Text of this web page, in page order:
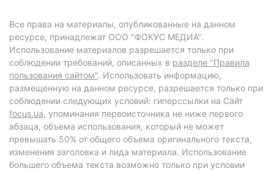
Все права на материалы, опубликованные на данном
ресурсе, принадлежат ООО "ФОКУС МЕДИА".
Использование материалов разрешается только при
соблюдении требований, описанных в разделе "Правила
пользования сайтом". Использовать информацию,
размещенную на данном ресурсе, разрешается только при
соблюдении следующих условий: гиперссылки на Сайт
focus.ua, упоминания первоисточника не ниже первого
абзаца, объема использования, который не может
превышать 50% от общего объема оригинального текста,
изменения заголовка и лида материала. Использование
большего объема текста возможно только при условии